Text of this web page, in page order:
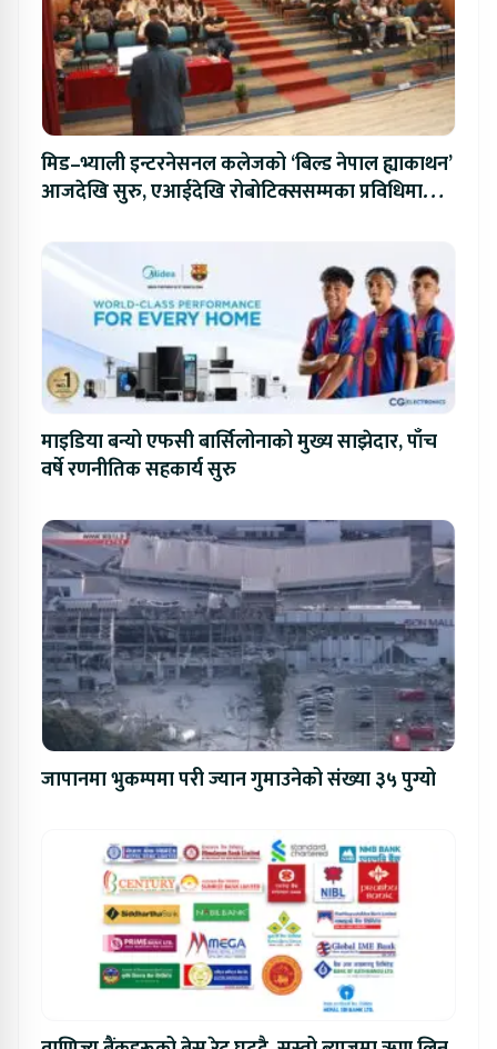
मिड–भ्याली इन्टरनेसनल कलेजको ‘बिल्ड नेपाल ह्याकाथन’
आजदेखि सुरु, एआईदेखि रोबोटिक्ससम्मका प्रविधिमा
माइडिया बन्यो एफसी बार्सिलोनाको मुख्य साझेदार, पाँच
वर्षे रणनीतिक सहकार्य सुरु
जापानमा भुकम्पमा परी ज्यान गुमाउनेको संख्या ३५ पुग्यो